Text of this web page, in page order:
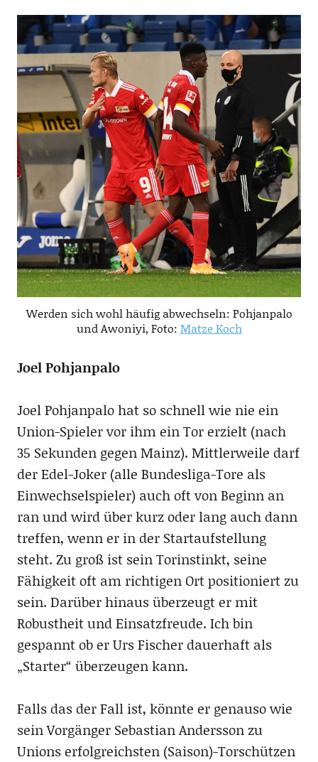
Werden sich wohl häufig abwechseln: Pohjanpalo
und Awoniyi, Foto: Matze Koch
Joel Pohjanpalo
Joel Pohjanpalo hat so schnell wie nie ein
Union-Spieler vor ihm ein Tor erzielt (nach
35 Sekunden gegen Mainz). Mittlerweile darf
der Edel-Joker (alle Bundesliga-Tore als
Einwechselspieler) auch oft von Beginn an
ran und wird über kurz oder lang auch dann
treffen, wenn er in der Startaufstellung
steht. Zu groß ist sein Torinstinkt, seine
Fähigkeit oft am richtigen Ort positioniert zu
sein. Darüber hinaus überzeugt er mit
Robustheit und Einsatzfreude. Ich bin
gespannt ob er Urs Fischer dauerhaft als
„Starter“ überzeugen kann.
Falls das der Fall ist, könnte er genauso wie
sein Vorgänger Sebastian Andersson zu
Unions erfolgreichsten (Saison)-Torschützen